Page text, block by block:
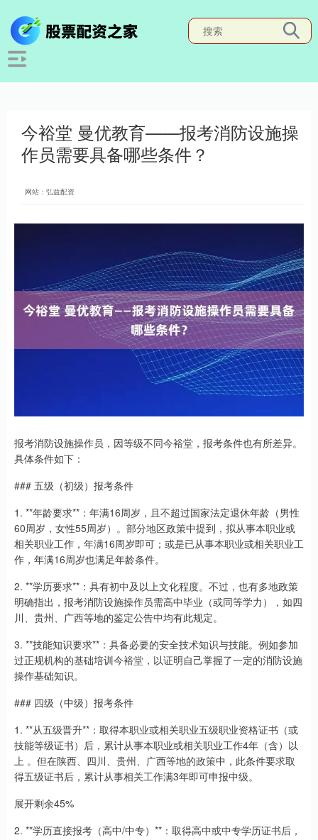
今裕堂 曼优教育——报考消防设施操
作员需要具备哪些条件？
网站：弘益配资
报考消防设施操作员，因等级不同今裕堂，报考条件也有所差异。
具体条件如下：
### 五级（初级）报考条件
1. **年龄要求**：年满16周岁，且不超过国家法定退休年龄（男性
60周岁，女性55周岁）。部分地区政策中提到，拟从事本职业或
相关职业工作，年满16周岁即可；或是已从事本职业或相关职业工
作，年满16周岁也满足年龄条件。
2. **学历要求**：具有初中及以上文化程度。不过，也有多地政策
明确指出，报考消防设施操作员需高中毕业（或同等学力），如四
川、贵州、广西等地的鉴定公告中均有此规定。
3. **技能知识要求**：具备必要的安全技术知识与技能。例如参加
过正规机构的基础培训今裕堂，以证明自己掌握了一定的消防设施
操作基础知识。
### 四级（中级）报考条件
1. **从五级晋升**：取得本职业或相关职业五级职业资格证书（或
技能等级证书）后，累计从事本职业或相关职业工作4年（含）以
上 。但在陕西、四川、贵州、广西等地的政策中，此条件要求取
得五级证书后，累计从事相关工作满3年即可申报中级。
展开剩余45%
2. **学历直接报考（高中/中专）**：取得高中或中专学历证书后，